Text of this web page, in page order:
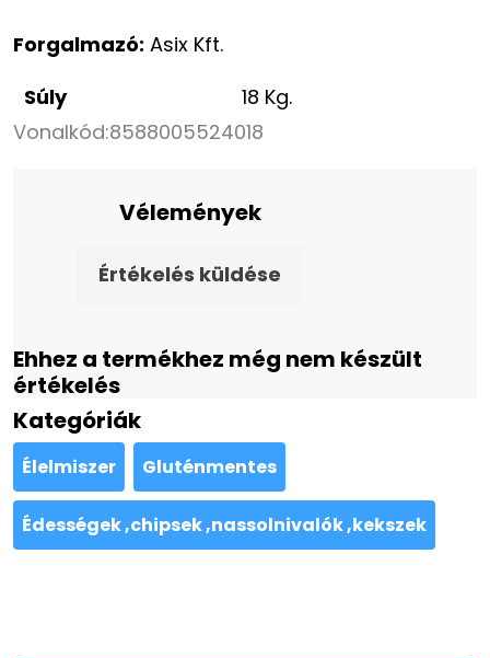
Forgalmazó: Asix Kft.
Súly
18 Kg.
Vonalkód:8588005524018
Vélemények
Értékelés küldése
Ehhez a termékhez még nem készült
értékelés
Kategóriák
Élelmiszer Gluténmentes
Édességek ,chipsek ,nassolnivalók ,kekszek